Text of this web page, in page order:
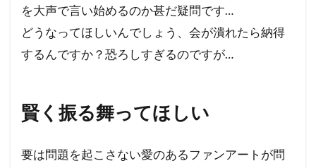
を大声で言い始めるのか甚だ疑問です…
どうなってほしいんでしょう、会が潰れたら納得
するんですか？恐ろしすぎるのですが…
賢く振る舞ってほしい
要は問題を起こさない愛のあるファンアートが問